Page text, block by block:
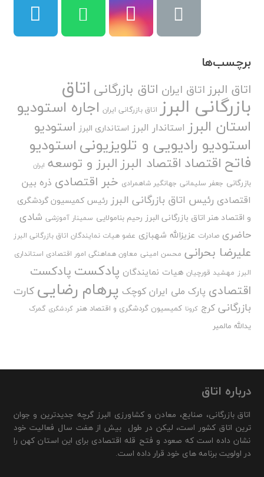
برچسب‌ها
اتاق البرزاتاق ایران اتاق بازرگانی اتاق
بازرگانی البرز اتاق بازرگانی ایران اجاره استودیو
استان البرز استاندار البرز استانداری البرز استودیو
استودیو رادیویی و تلویزیونیاستودیو
فاتح اقتصاد اقتصاد البرزالبرز و توسعه ایران
بازرگانی جعفر سلیمانی جهانگیر شاهمرادی خبر اقتصادی ذره بین
اقتصادی رئیس اتاق بازرگانی البرز رئیس کمیسیون گردشگری
و اقتصاد هنر اتاق بازرگانی البرز رحیم بنامولایی سمینار آموزشی شادی
حاضری صادرات عزیزالله شهبازی عضو هیات نمایندگان اتاق بازرگانی البرز
علیرضا بحرانی محسن امینی معاون هماهنگی امور اقتصادی استانداری
البرز مهشید قورچیان هیات نمایندگان پادکست پادکست
اقتصادی پارک ملی ایران کوچک پرهام رضایی کارت
بازرگانی کرج کرونا کمیسیون گردشگری و اقتصاد هنر گردشگری گمرک
یدالله مالمیر
درباره اتاق
اتاق بازرگانی، صنایع، معادن و کشاورزی البرز گرچه جدیدترین و جوان
ترین اتاق کشور است، لیکن در طول بیش از هفت سال فعالیت خود
نشان داده است که صعود و فتح قله اقتصادی برای این استان کهن را
در اولویت برنامه های خود قرار داده است.